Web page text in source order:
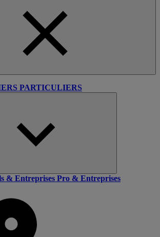
PARTICULIERS
& Entreprises Pro & Entreprises